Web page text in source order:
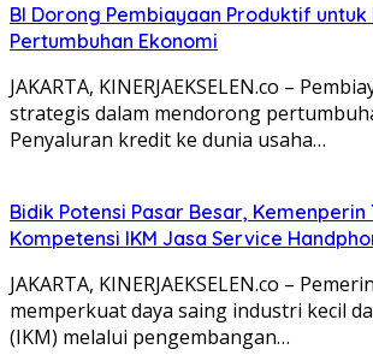
BI Dorong Pembiayaan Produktif untuk
Pertumbuhan Ekonomi
JAKARTA, KINERJAEKSELEN.co –
strategis dalam mendorong
Penyaluran kredit ke dunia usaha…
Bidik Potensi Pasar Besar,
Kompetensi IKM Jasa Service
JAKARTA, KINERJAEKSELEN.co –
memperkuat daya saing industri kecil
(IKM) melalui pengembangan…